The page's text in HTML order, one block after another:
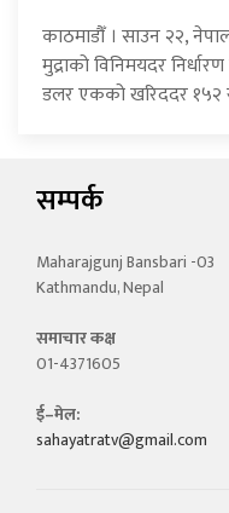
काठमाडौँ । साउन २२,
मुद्राको विनिमयदर
डलर एकको खरिददर १५२
सम्पर्क
Maharajgunj Bansbari -03
Kathmandu, Nepal
समाचार कक्ष
01-4371605
ई–मेल:
sahayatratv@gmail.com